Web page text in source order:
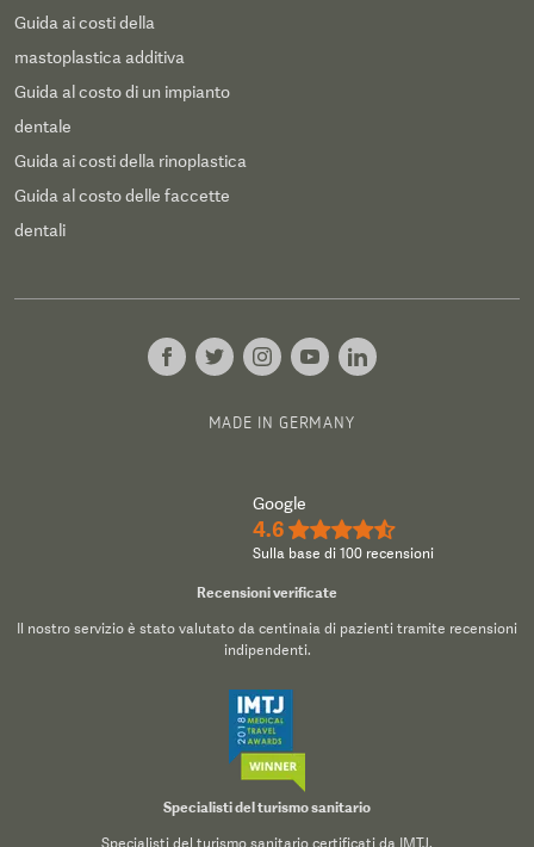
Guida ai costi della
mastoplastica additiva
Guida al costo di un impianto
dentale
Guida ai costi della rinoplastica
Guida al costo delle faccette
dentali
MADE IN GERMANY
Google
4.6 ★★★★½
Sulla base di 100 recensioni
Recensioni verificate
Il nostro servizio è stato valutato da centinaia di pazienti tramite recensioni
indipendenti.
Specialisti del turismo sanitario